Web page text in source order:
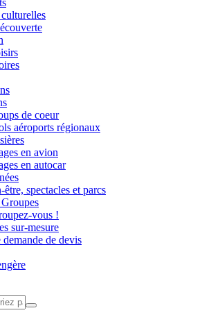
culturelles
de coeur
aéroports régionaux
en avion
en autocar
être, spectacles et parcs
vous !
sur-mesure
de devis